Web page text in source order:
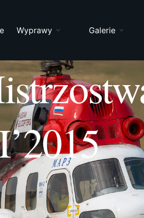
Wyprawy Galerie